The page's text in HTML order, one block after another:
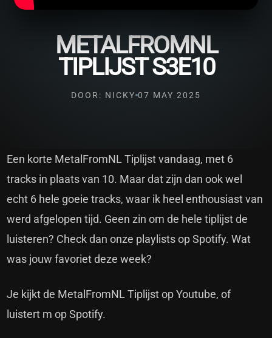
METALFROMNL
TIPLIJST S3E10
DOOR: NICKY 07 MAY 2025
Een korte MetalFromNL Tiplijst vandaag, met 6
tracks in plaats van 10. Maar dat zijn dan ook wel
echt 6 hele goeie tracks, waar ik heel enthousiast van
werd afgelopen tijd. Geen zin om de hele tiplijst de
luisteren? Check dan onze playlists op Spotify. Wat
was jouw favoriet deze week?
Je kijkt de MetalFromNL Tiplijst op Youtube, of
luistert m op Spotify.